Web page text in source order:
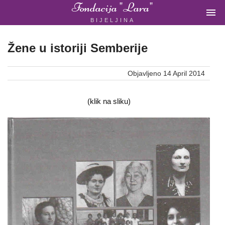
Fondacija "Lara"
BIJELJINA

ORGANIZACIJA
Fondacija
"Lara"
Početna
Žene u istoriji Semberije
Objavljeno 14 April 2014
(klik na sliku)